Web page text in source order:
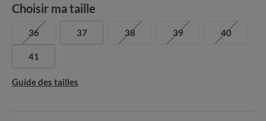
Choisir ma taille
36 37 38 39 40
41
Guide des tailles